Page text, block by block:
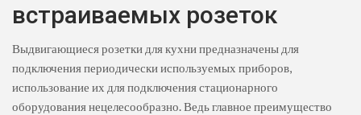
встраиваемых розеток
Выдвигающиеся розетки для кухни предназначены для
подключения периодически используемых приборов,
использование их для подключения стационарного
оборудования нецелесообразно. Ведь главное преимущество